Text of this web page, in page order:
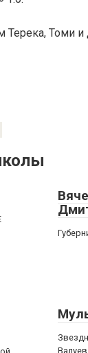
Терека, Томи